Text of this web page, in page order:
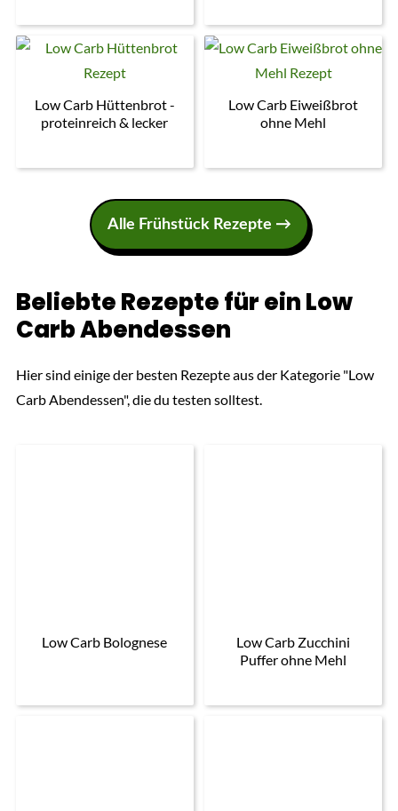
Low Carb Hüttenbrot -
proteinreich & lecker
Low Carb Eiweißbrot
ohne Mehl
Alle Frühstück Rezepte →
Beliebte Rezepte für ein Low
Carb Abendessen
Hier sind einige der besten Rezepte aus der Kategorie "Low
Carb Abendessen", die du testen solltest.
Low Carb Bolognese
Low Carb Zucchini
Puffer ohne Mehl